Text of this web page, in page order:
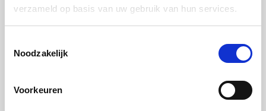
verzameld op basis van uw gebruik van hun services.
Noodzakelijk
Voorkeuren
Ook lekker